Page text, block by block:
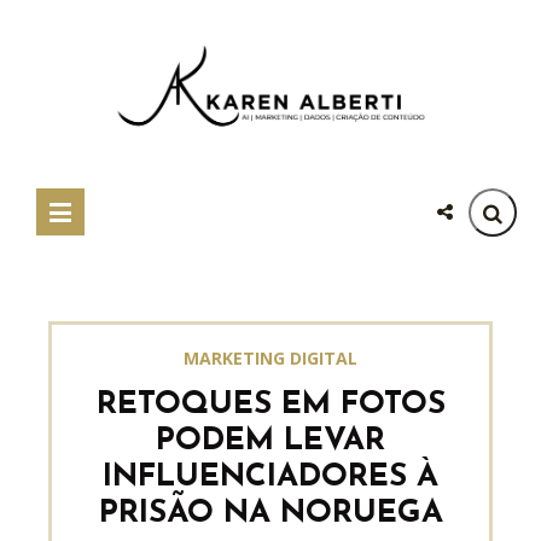
MARKETING DIGITAL
RETOQUES EM FOTOS
PODEM LEVAR
INFLUENCIADORES À
PRISÃO NA NORUEGA